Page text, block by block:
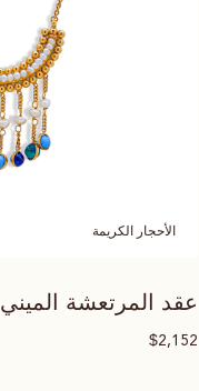
الأحجار الكريمة
عقد المرتعشة الميني
$2,152